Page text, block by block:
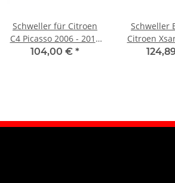
Schweller für Citroen
C4 Picasso 2006 - 2013
links
104,00 € *
Schweller
Citroen
1999 -